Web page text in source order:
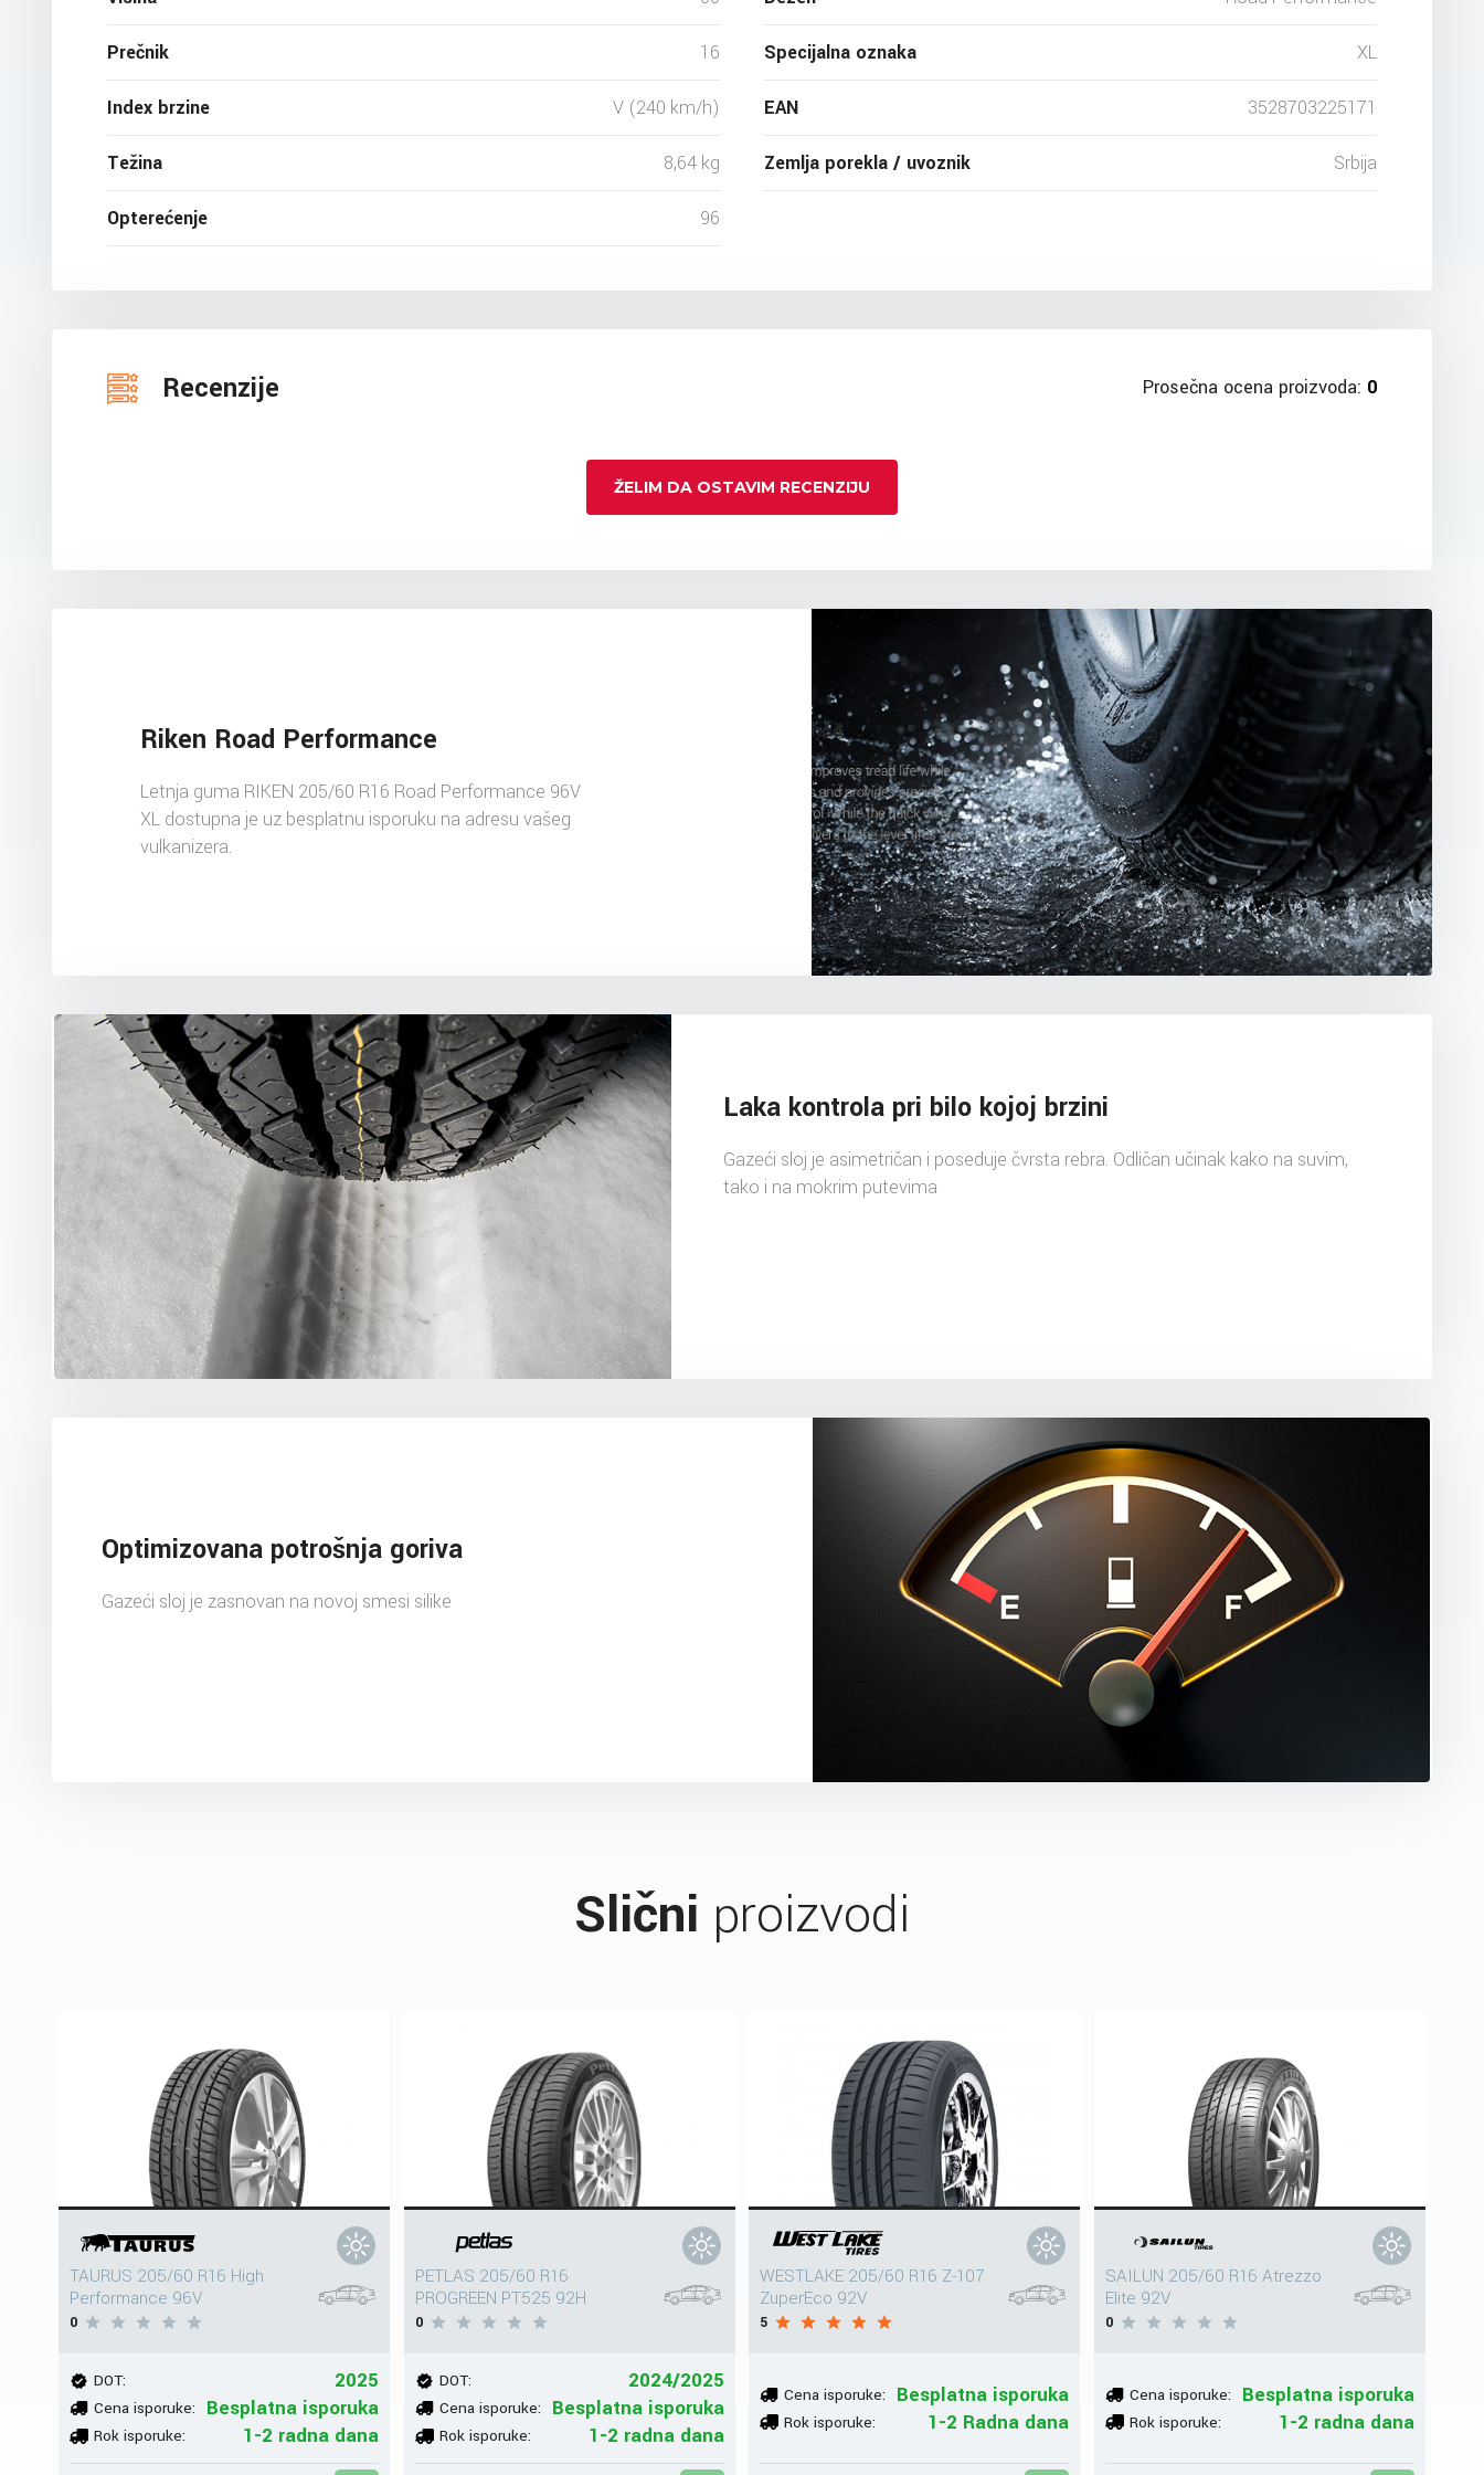
Prečnik 16
Index brzine V (240 km/h)
Težina 8,64 kg
Opterećenje 96
Specijalna oznaka XL
EAN 3528703225171
Zemlja porekla / uvoznik Srbija
Recenzije Prosečna ocena proizvoda: 0
ŽELIM DA OSTAVIM RECENZIJU
Riken Road Performance
Letnja guma RIKEN 205/60 R16 Road Performance 96V
XL dostupna je uz besplatnu isporuku na adresu vašeg
vulkanizera.
Laka kontrola pri bilo kojoj brzini
Gazeći sloj je asimetričan i poseduje čvrsta rebra. Odličan učinak kako na suvim,
tako i na mokrim putevima
Optimizovana potrošnja goriva
Gazeći sloj je zasnovan na novoj smesi silike
Slični proizvodi
TAURUS 205/60 R16 High
Performance 96V
0
DOT: 2025
Cena isporuke: Besplatna isporuka
Rok isporuke: 1-2 radna dana
PETLAS 205/60 R16
PROGREEN PT525 92H
0
DOT: 2024/2025
Cena isporuke: Besplatna isporuka
Rok isporuke: 1-2 radna dana
WESTLAKE 205/60 R16 Z-107
ZuperEco 92V
5
Cena isporuke: Besplatna isporuka
Rok isporuke: 1-2 Radna dana
SAILUN 205/60 R16 Atrezzo
Elite 92V
0
Cena isporuke: Besplatna isporuka
Rok isporuke: 1-2 radna dana